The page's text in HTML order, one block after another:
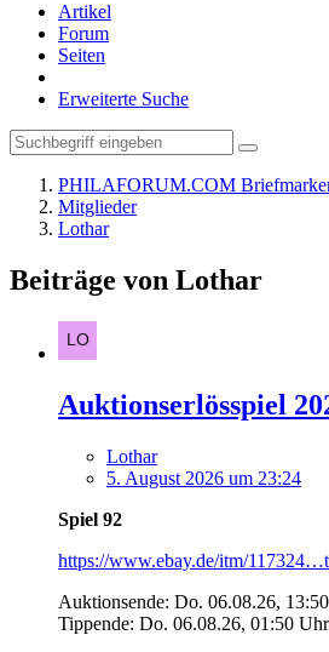
Artikel
Forum
Seiten
Erweiterte Suche
PHILAFORUM.COM
Mitglieder
Lothar
Beiträge von Lothar
Auktionserlösspiel
Lothar
5. August 2026 um 23:24
Spiel 92
https://www.ebay.de/itm/
Auktionsende: Do. 06.08.26,
Tippende: Do. 06.08.26, 01:50 Uhr